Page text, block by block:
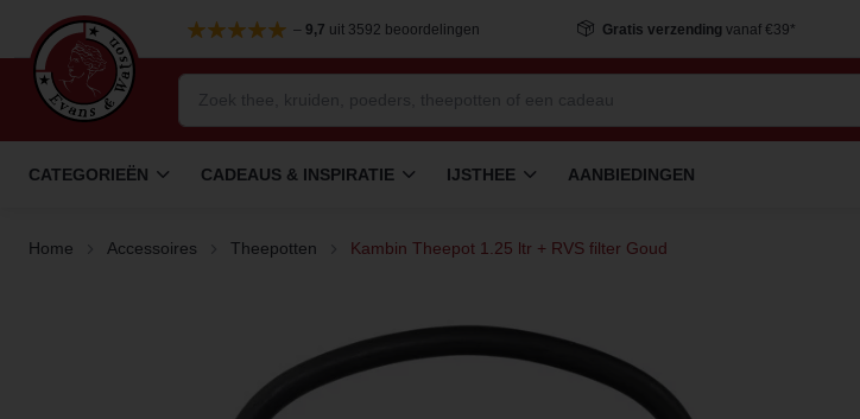
– 9,7 uit 3592 beoordelingen Gratis verzending vanaf €39*
CATEGORIEËN CADEAUS & INSPIRATIE IJSTHEE AANBIEDINGEN
Home Accessoires Theepotten Kambin Theepot 1.25 ltr + RVS filter Goud